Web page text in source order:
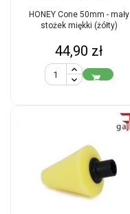
HONEY Cone 50mm - mały
stożek miękki (żółty)
Cena
44,90 zł
